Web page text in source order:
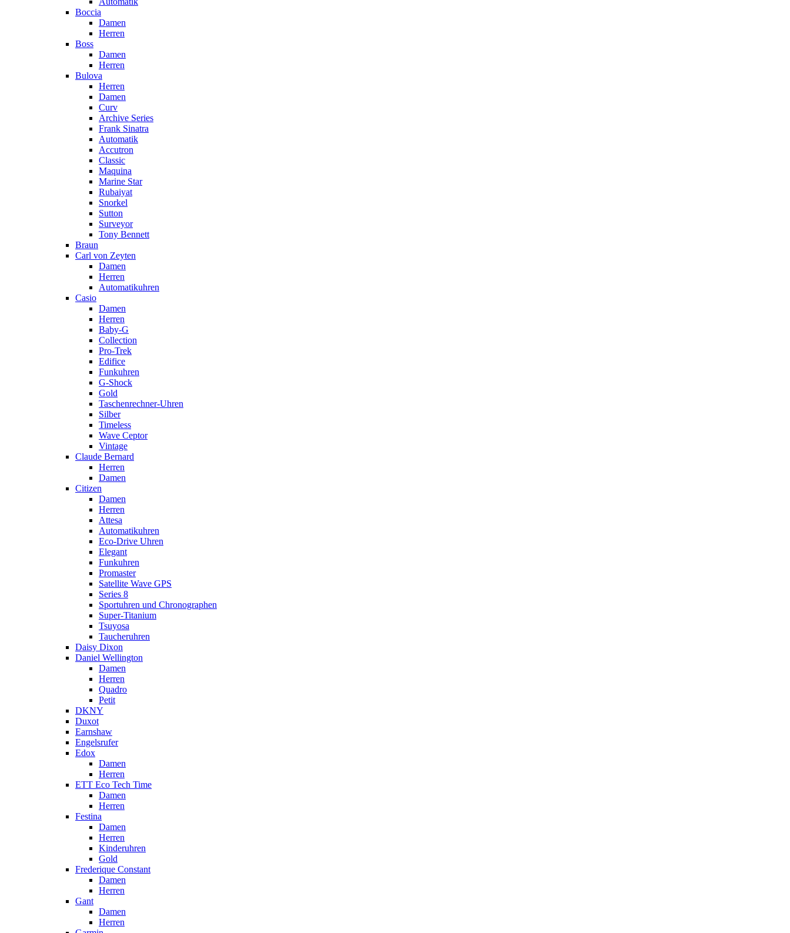
Boccia
Damen
Herren
Boss
Damen
Herren
Bulova
Herren
Damen
Curv
Archive Series
Frank Sinatra
Automatik
Accutron
Classic
Maquina
Marine Star
Rubaiyat
Snorkel
Sutton
Surveyor
Tony Bennett
Braun
Carl von Zeyten
Damen
Herren
Automatikuhren
Casio
Damen
Herren
Baby-G
Collection
Pro-Trek
Edifice
Funkuhren
G-Shock
Gold
Taschenrechner-Uhren
Silber
Timeless
Wave Ceptor
Vintage
Claude Bernard
Herren
Damen
Citizen
Damen
Herren
Attesa
Automatikuhren
Eco-Drive Uhren
Elegant
Funkuhren
Promaster
Satellite Wave GPS
Series 8
Sportuhren und Chronographen
Super-Titanium
Tsuyosa
Taucheruhren
Daisy Dixon
Daniel Wellington
Damen
Herren
Quadro
Petit
DKNY
Duxot
Earnshaw
Engelsrufer
Edox
Damen
Herren
ETT Eco Tech Time
Damen
Herren
Festina
Damen
Herren
Kinderuhren
Gold
Frederique Constant
Damen
Herren
Gant
Damen
Herren